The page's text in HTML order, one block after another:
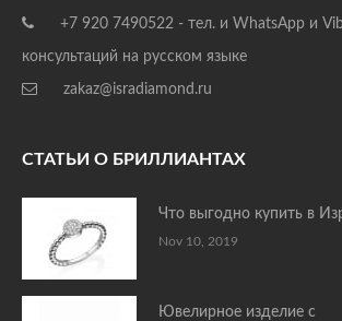
+7 920 7490522 - тел. и WhatsApp и
консультаций на русском языке
zakaz@isradiamond.ru
СТАТЬИ О БРИЛЛИАНТАХ
Что выгодно купить в
Nov 10, 2019
Ювелирное изделие с